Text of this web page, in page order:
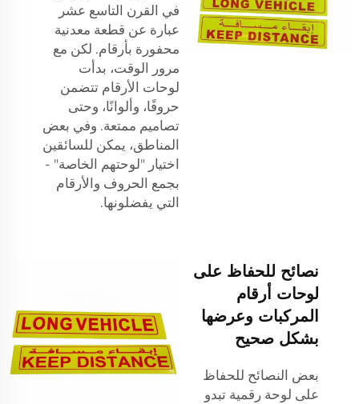
في القرن التاسع عشر
عبارة عن قطعة معدنية
محفورة بأرقام. لكن مع
مرور الوقت، بدأت
لوحات الأرقام تتضمن
حروفًا، وألوانًا، وحتى
تصاميم ممتعة. وفي بعض
المناطق، يمكن للسائقين
اختيار "لوحتهم الخاصة" -
بجمع الحروف والأرقام
التي يفضلونها.
نصائح للحفاظ على
لوحات أرقام
المركبات وعرضها
بشكل صحيح
بعض النصائح للحفاظ
على لوحة رقمية تبدو